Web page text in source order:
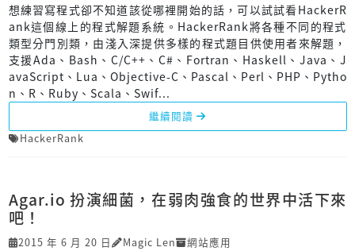
想練習寫程式卻不知道該從哪裡開始的話，可以試試看HackerR
ank這個線上的程式解題系統。HackerRank將各種不同的程式
類型分門別類，由淺入深提供多樣的程式題目供使用者來解題，
支援Ada、Bash、C/C++、C#、Fortran、Haskell、Java、J
avaScript、Lua、Objective-C、Pascal、Perl、PHP、Pytho
n、R、Ruby、Scala、Swif...
繼續閱讀
HackerRank
Agar.io 扮演細菌，在弱肉強食的世界中活下來
吧！
2015 年 6 月 20 日 Magic Len 網站應用